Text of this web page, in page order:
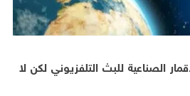
الصناعية للبث التلفزيوني لكن لا